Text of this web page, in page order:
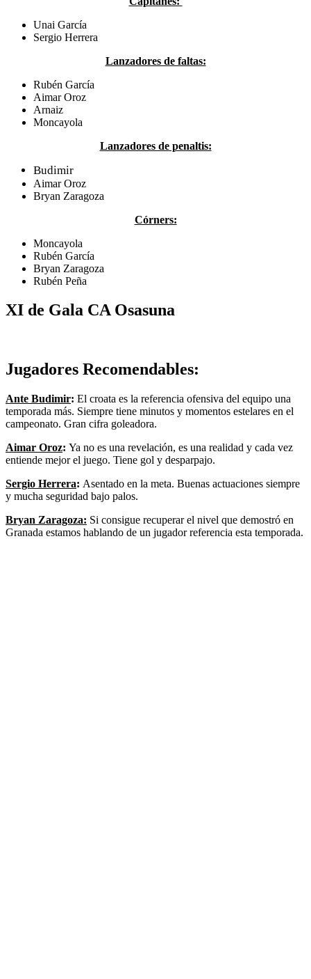
Unai García
Sergio Herrera
Lanzadores de faltas:
Rubén García
Aimar Oroz
Arnaiz
Moncayola
Lanzadores de penaltis:
Budimir
Aimar Oroz
Bryan Zaragoza
Córners:
Moncayola
Rubén García
Bryan Zaragoza
Rubén Peña
XI de Gala CA Osasuna
Jugadores Recomendables:
Ante Budimir: El croata es la referencia ofensiva del equipo una
temporada más. Siempre tiene minutos y momentos estelares en el
campeonato. Gran cifra goleadora.
Aimar Oroz: Ya no es una revelación, es una realidad y cada vez
entiende mejor el juego. Tiene gol y desparpajo.
Sergio Herrera: Asentado en la meta. Buenas actuaciones siempre
y mucha seguridad bajo palos.
Bryan Zaragoza: Si consigue recuperar el nivel que demostró en
Granada estamos hablando de un jugador referencia esta temporada.